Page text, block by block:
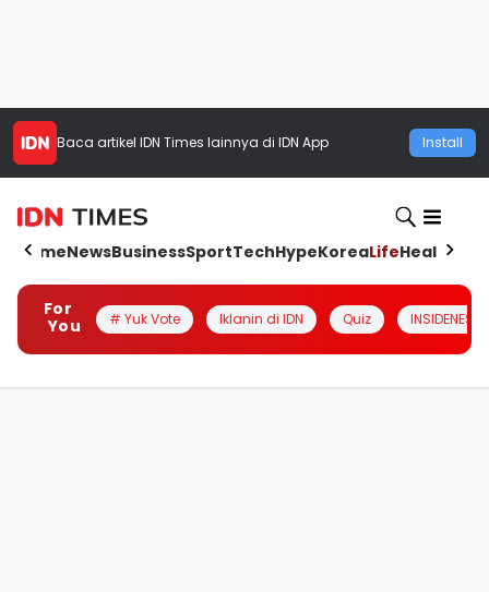
Baca artikel IDN Times lainnya di IDN App Install
HomeNewsBusinessSportTechHypeKoreaLifeHealth
For
You
# Yuk Vote Iklanin di IDN Quiz INSIDENESIA